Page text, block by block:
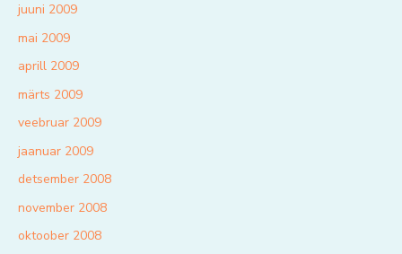
juuni 2009
mai 2009
aprill 2009
märts 2009
veebruar 2009
jaanuar 2009
detsember 2008
november 2008
oktoober 2008